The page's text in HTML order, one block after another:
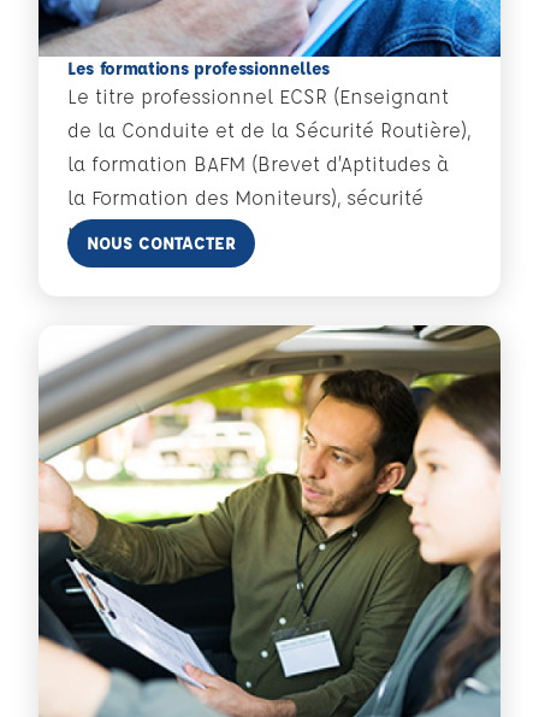
Les formations professionnelles
Le titre professionnel ECSR (Enseignant
de la Conduite et de la Sécurité Routière),
la formation BAFM (Brevet d’Aptitudes à
la Formation des Moniteurs), sécurité
routière.
En savoir plus
NOUS CONTACTER